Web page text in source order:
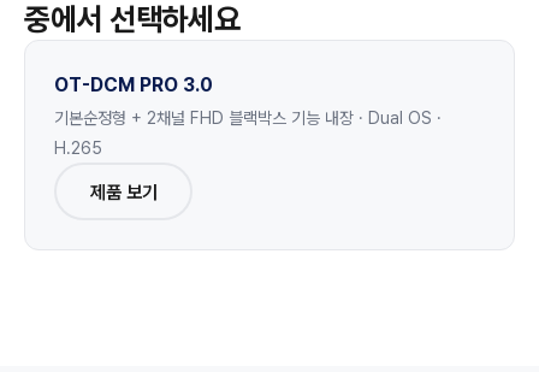
중에서 선택하세요
OT-DCM PRO 3.0
기본순정형 + 2채널 FHD 블랙박스 기능 내장 · Dual OS ·
H.265
제품 보기